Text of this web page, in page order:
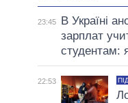
23:45
В Україні
зарплат
студентам:
22:53